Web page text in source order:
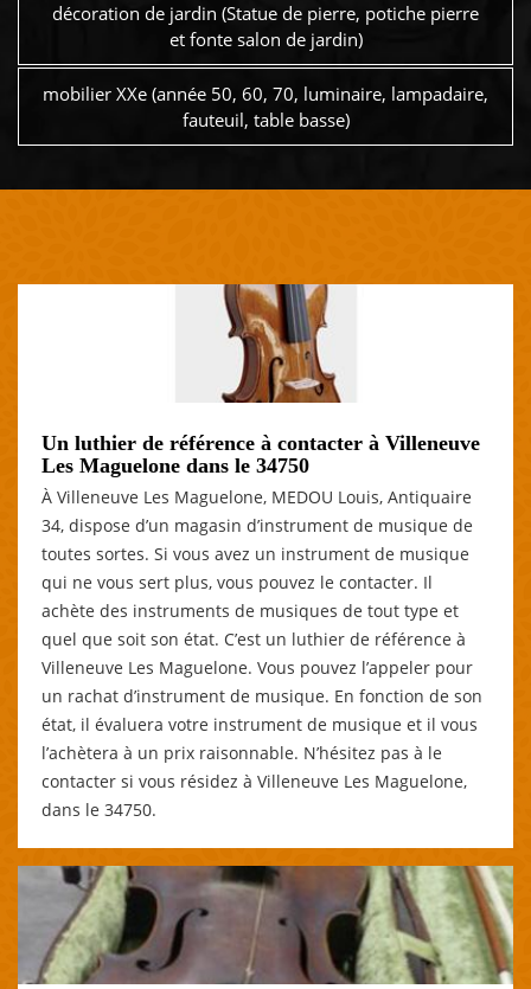
décoration de jardin (Statue de pierre, potiche pierre
et fonte salon de jardin)
mobilier XXe (année 50, 60, 70, luminaire, lampadaire,
fauteuil, table basse)
Un luthier de référence à contacter à Villeneuve
Les Maguelone dans le 34750
À Villeneuve Les Maguelone, MEDOU Louis, Antiquaire
34, dispose d’un magasin d’instrument de musique de
toutes sortes. Si vous avez un instrument de musique
qui ne vous sert plus, vous pouvez le contacter. Il
achète des instruments de musiques de tout type et
quel que soit son état. C’est un luthier de référence à
Villeneuve Les Maguelone. Vous pouvez l’appeler pour
un rachat d’instrument de musique. En fonction de son
état, il évaluera votre instrument de musique et il vous
l’achètera à un prix raisonnable. N’hésitez pas à le
contacter si vous résidez à Villeneuve Les Maguelone,
dans le 34750.